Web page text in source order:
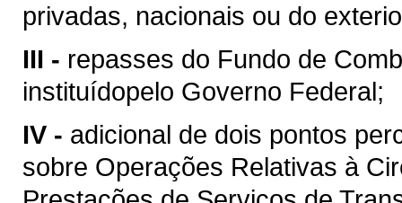
privadas, nacionais ou do
III - repasses do Fundo de
instituídopelo Governo Federal;
IV - adicional de dois pontos
sobre Operações Relativas à